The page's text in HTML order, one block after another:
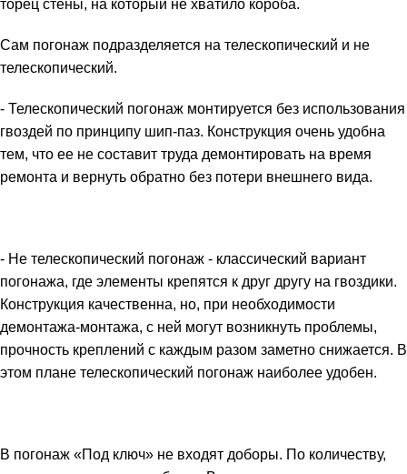
торец стены, на который не хватило короба.
Сам погонаж подразделяется на телескопический и не
телескопический.
- Телескопический погонаж монтируется без использования
гвоздей по принципу шип-паз. Конструкция очень удобна
тем, что ее не составит труда демонтировать на время
ремонта и вернуть обратно без потери внешнего вида.
- Не телескопический погонаж - классический вариант
погонажа, где элементы крепятся к друг другу на гвоздики.
Конструкция качественна, но, при необходимости
демонтажа-монтажа, с ней могут возникнуть проблемы,
прочность креплений с каждым разом заметно снижается. В
этом плане телескопический погонаж наиболее удобен.
В погонаж «Под ключ» не входят доборы. По количеству,